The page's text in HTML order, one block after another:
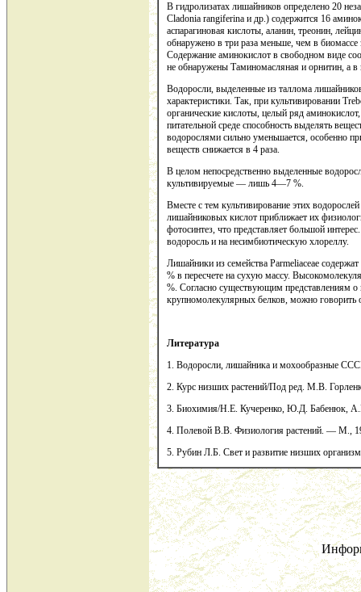
В гидролизатах лишайников определено 20
Cladonia rangiferina и др.) содержится 16
аспарагиновая кислоты, аланин, треонин,
обнаружено в три раза меньше, чем в
Содержание аминокислот в свободном виде
не обнаружены Таминомасляная и орнитин, а
Водоросли, выделенные из таллома
характеристики. Так, при культивировании
органические кислоты, целый ряд
питательной среде способность выделять
водорослями сильно уменьшается, особенно
веществ снижается в 4 раза.
В целом непосредственно выделенные
культивируемые — лишь 4—7 %.
Вместе с тем культивирование этих
лишайниковых кислот приближает их
фотосинтез, что представляет большой
водоросль и на несимбиотическую хлореллу.
Лишайники из семейства Parmeliaceae
% в пересчете на сухую массу.
%. Согласно существующим представлениям о
крупномолекулярных белков, можно говорить
Литература
1. Водоросли, лишайника и мохообразные
2. Курс низших растений/Под ред. М.В.
3. Биохимия/Н.Е. Кучеренко, Ю.Д. Бабенюк,
4. Полевой В.В. Физиология растений. — М.,
5. Рубин Л.Б. Свет и развитие низших